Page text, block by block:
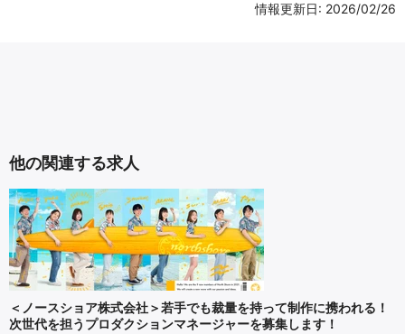
情報更新日: 2026/02/26
他の関連する求人
＜ノースショア株式会社＞若手でも裁量を持って制作に携われる！
次世代を担うプロダクションマネージャーを募集します！